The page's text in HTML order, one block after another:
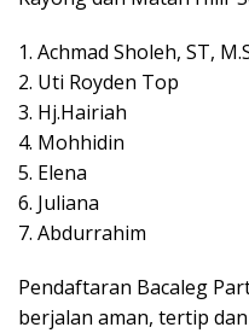
1. Achmad Sholeh, ST,
2. Uti Royden Top
3. Hj.Hairiah
4. Mohhidin
5. Elena
6. Juliana
7. Abdurrahim
Pendaftaran Bacaleg
berjalan aman, tertip